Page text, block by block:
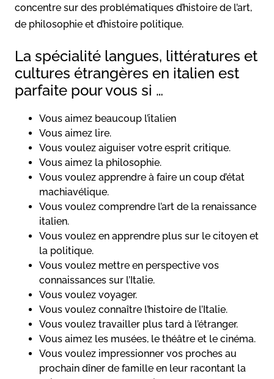
concentre sur des problématiques d’histoire de l’art,
de philosophie et d’histoire politique.
La spécialité langues, littératures et
cultures étrangères en italien est
parfaite pour vous si …
Vous aimez beaucoup l’italien
Vous aimez lire.
Vous voulez aiguiser votre esprit critique.
Vous aimez la philosophie.
Vous voulez apprendre à faire un coup d’état
machiavélique.
Vous voulez comprendre l’art de la renaissance
italien.
Vous voulez en apprendre plus sur le citoyen et
la politique.
Vous voulez mettre en perspective vos
connaissances sur l’Italie.
Vous voulez voyager.
Vous voulez connaître l’histoire de l’Italie.
Vous voulez travailler plus tard à l’étranger.
Vous aimez les musées, le théâtre et le cinéma.
Vous voulez impressionner vos proches au
prochain dîner de famille en leur racontant la